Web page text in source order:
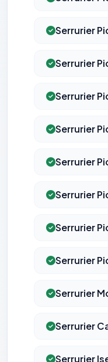
Serrurier
Serrurier
Serrurier
Serrurier
Serrurier
Serrurier
Serrurier
Serrurier
Serrurier
Serrurier
Serrurier